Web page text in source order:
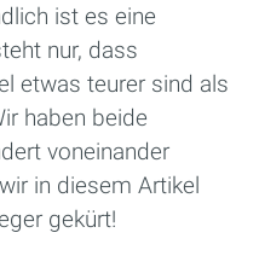
ist es eine
nur, dass
etwas teurer sind als
haben beide
voneinander
in diesem Artikel
gekürt!